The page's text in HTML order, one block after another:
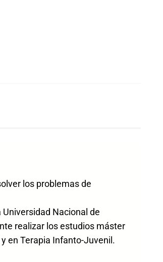
los problemas de
Nacional de
realizar los estudios máster
en Terapia Infanto-Juvenil.